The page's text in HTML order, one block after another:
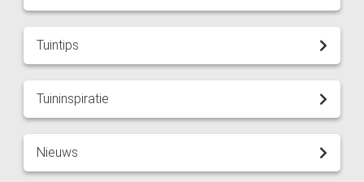
Tuintips
Tuininspiratie
Nieuws